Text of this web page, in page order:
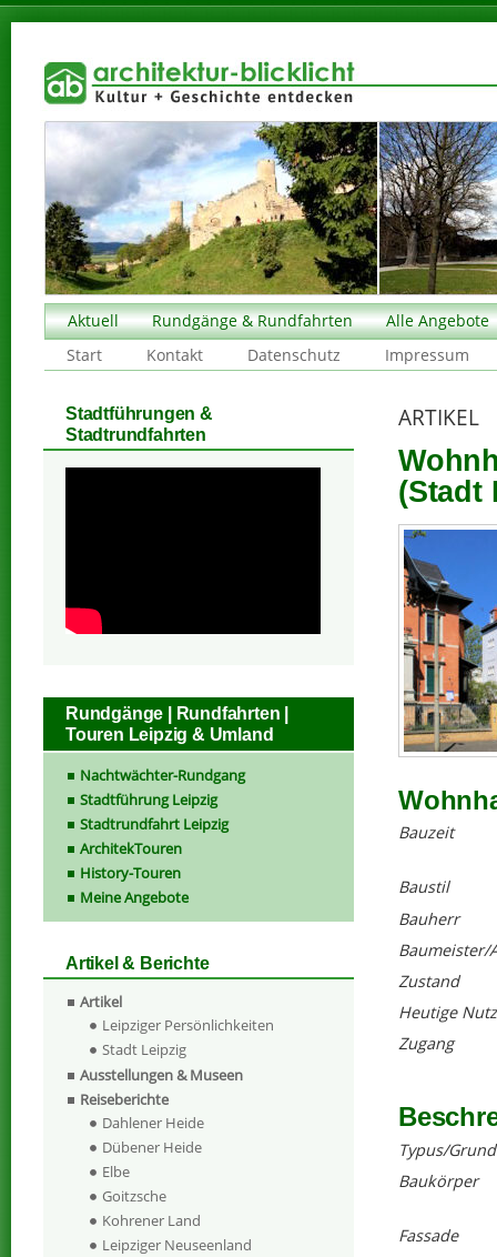
Aktuell Rundgänge & Rundfahrten
Alle Angebote
Start
Kontakt Datenschutz Impressum
ARTIKEL
(Stadt
Bauzeit
Baustil
Bauherr
Baumeister/
Zustand
Heutige
Zugang
Typus/
Baukörper
Fassade
Stadtführungen &
Stadtrundfahrten
Rundgänge | Rundfahrten |
Touren Leipzig & Umland
Nachtwächter-Rundgang
Stadtführung Leipzig
Stadtrundfahrt Leipzig
ArchitekTouren
History-Touren
Meine Angebote
Artikel & Berichte
Artikel
Leipziger Persönlichkeiten
Stadt Leipzig
Ausstellungen & Museen
Reiseberichte
Dahlener Heide
Dübener Heide
Elbe
Goitzsche
Kohrener Land
Leipziger Neuseenland